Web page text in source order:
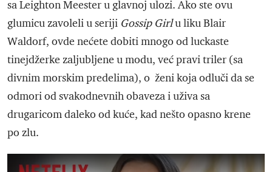
sa Leighton Meester u glavnoj ulozi. Ako ste ovu
glumicu zavoleli u seriji Gossip Girlu liku Blair
Waldorf, ovde nećete dobiti mnogo od luckaste
tinejdžerke zaljubljene u modu, već pravi triler (sa
divnim morskim predelima), o ženi koja odluči da se
odmori od svakodnevnih obaveza i uživa sa
drugaricom daleko od kuće, kad nešto opasno krene
po zlu.